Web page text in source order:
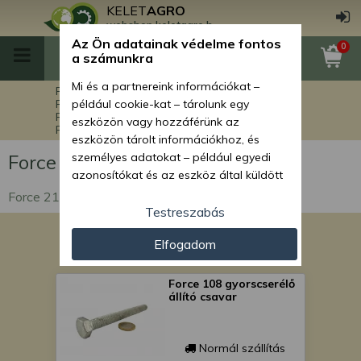
KELETAGRO
webshop.keletagro.hu
0
Főoldal
Force alkatrészek
Force markolók alkatrészei
Force 210 markoló alkatrészek
Force 210 egyéb alkatrészek
Force 210 egyéb alkatrészek
Force 210 egyéb alkatrészek
Force 108 gyorscserélő
állító csavar
Normál szállítás
Az Ön adatainak védelme fontos
a számunkra
Mi és a partnereink információkat –
például cookie-kat – tárolunk egy
eszközön vagy hozzáférünk az
eszközön tárolt információkhoz, és
személyes adatokat – például egyedi
azonosítókat és az eszköz által küldött
személyre szabott hirdetések és
tartalom nyújtásához, hirdetés- és
tartalomméréshez, nézettségi adatok
gyűjtéséhez, valamint termékek
kifejlesztéséhez és a termékek
javításához. Az Ön engedélyével mi és a
partnereink eszközleolvasásos
módszerrel szerzett pontos geolokációs
adatokat és azonosítási információkat
Testreszabás
Elfogadom